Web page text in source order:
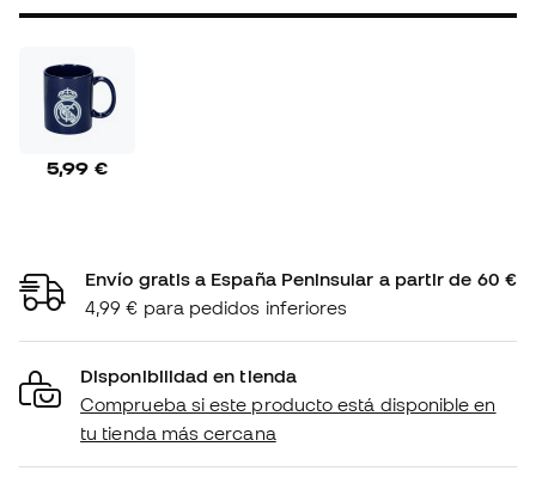
5,99 €
Envío gratis a España Peninsular a partir de 60 €
4,99 € para pedidos inferiores
Disponibilidad en tienda
Comprueba si este producto está disponible en
tu tienda más cercana